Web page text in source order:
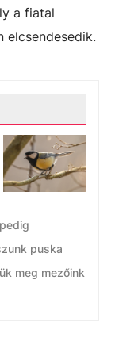
a fiatal
elcsendesedik.
puska
meg mezőink